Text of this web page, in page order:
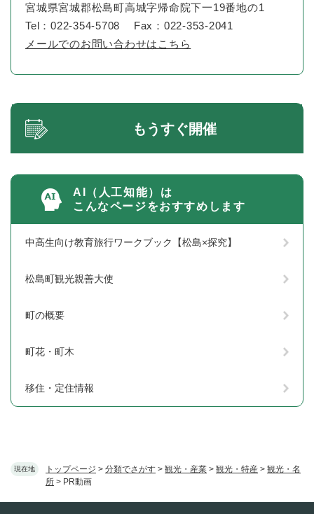
現在地 トップページ > 分類でさがす > 観光・産業 > 観光・特産 > 観光・名
所 > PR動画
宮城県宮城郡松島町高城字帰命院下一19番地の1
Tel：022-354-5708
Fax：022-353-2041
メールでのお問い合わせはこちら
もうすぐ開催
AI（人工知能）は
こんなページをおすすめします
中高生向け教育旅行ワークブック【松島×探究】
松島町観光親善大使
町の概要
町花・町木
移住・定住情報